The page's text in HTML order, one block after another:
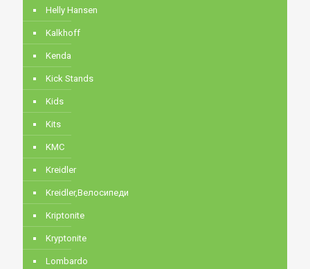
Helly Hansen
Kalkhoff
Kenda
Kick Stands
Kids
Kits
KMC
Kreidler
Kreidler,Велосипеди
Kriptonite
Kryptonite
Lombardo